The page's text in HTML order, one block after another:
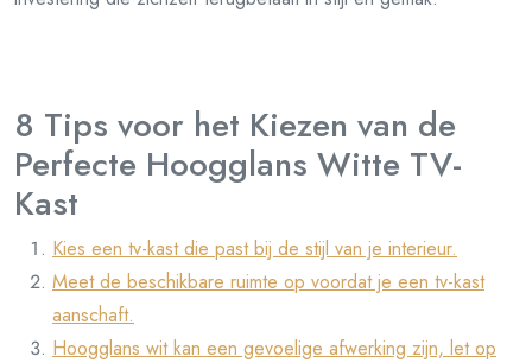
8 Tips voor het Kiezen van de
Perfecte Hoogglans Witte TV-
Kast
Kies een tv-kast die past bij de stijl van je interieur.
Meet de beschikbare ruimte op voordat je een tv-kast
aanschaft.
Hoogglans wit kan een gevoelige afwerking zijn, let op